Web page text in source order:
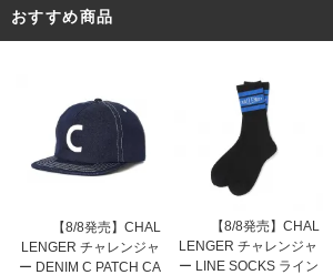
おすすめ商品
【8/8発売】CHAL
LENGER チャレンジャ
ー DENIM C PATCH CA
【8/8発売】CHAL
LENGER チャレンジャ
ー LINE SOCKS ライン